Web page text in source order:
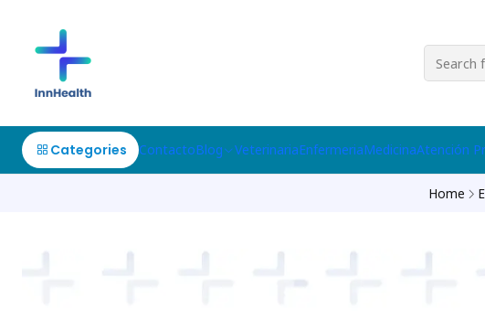
Categories ContactoBlog VeterinariaEnfermeriaMedicinaAtención
Home